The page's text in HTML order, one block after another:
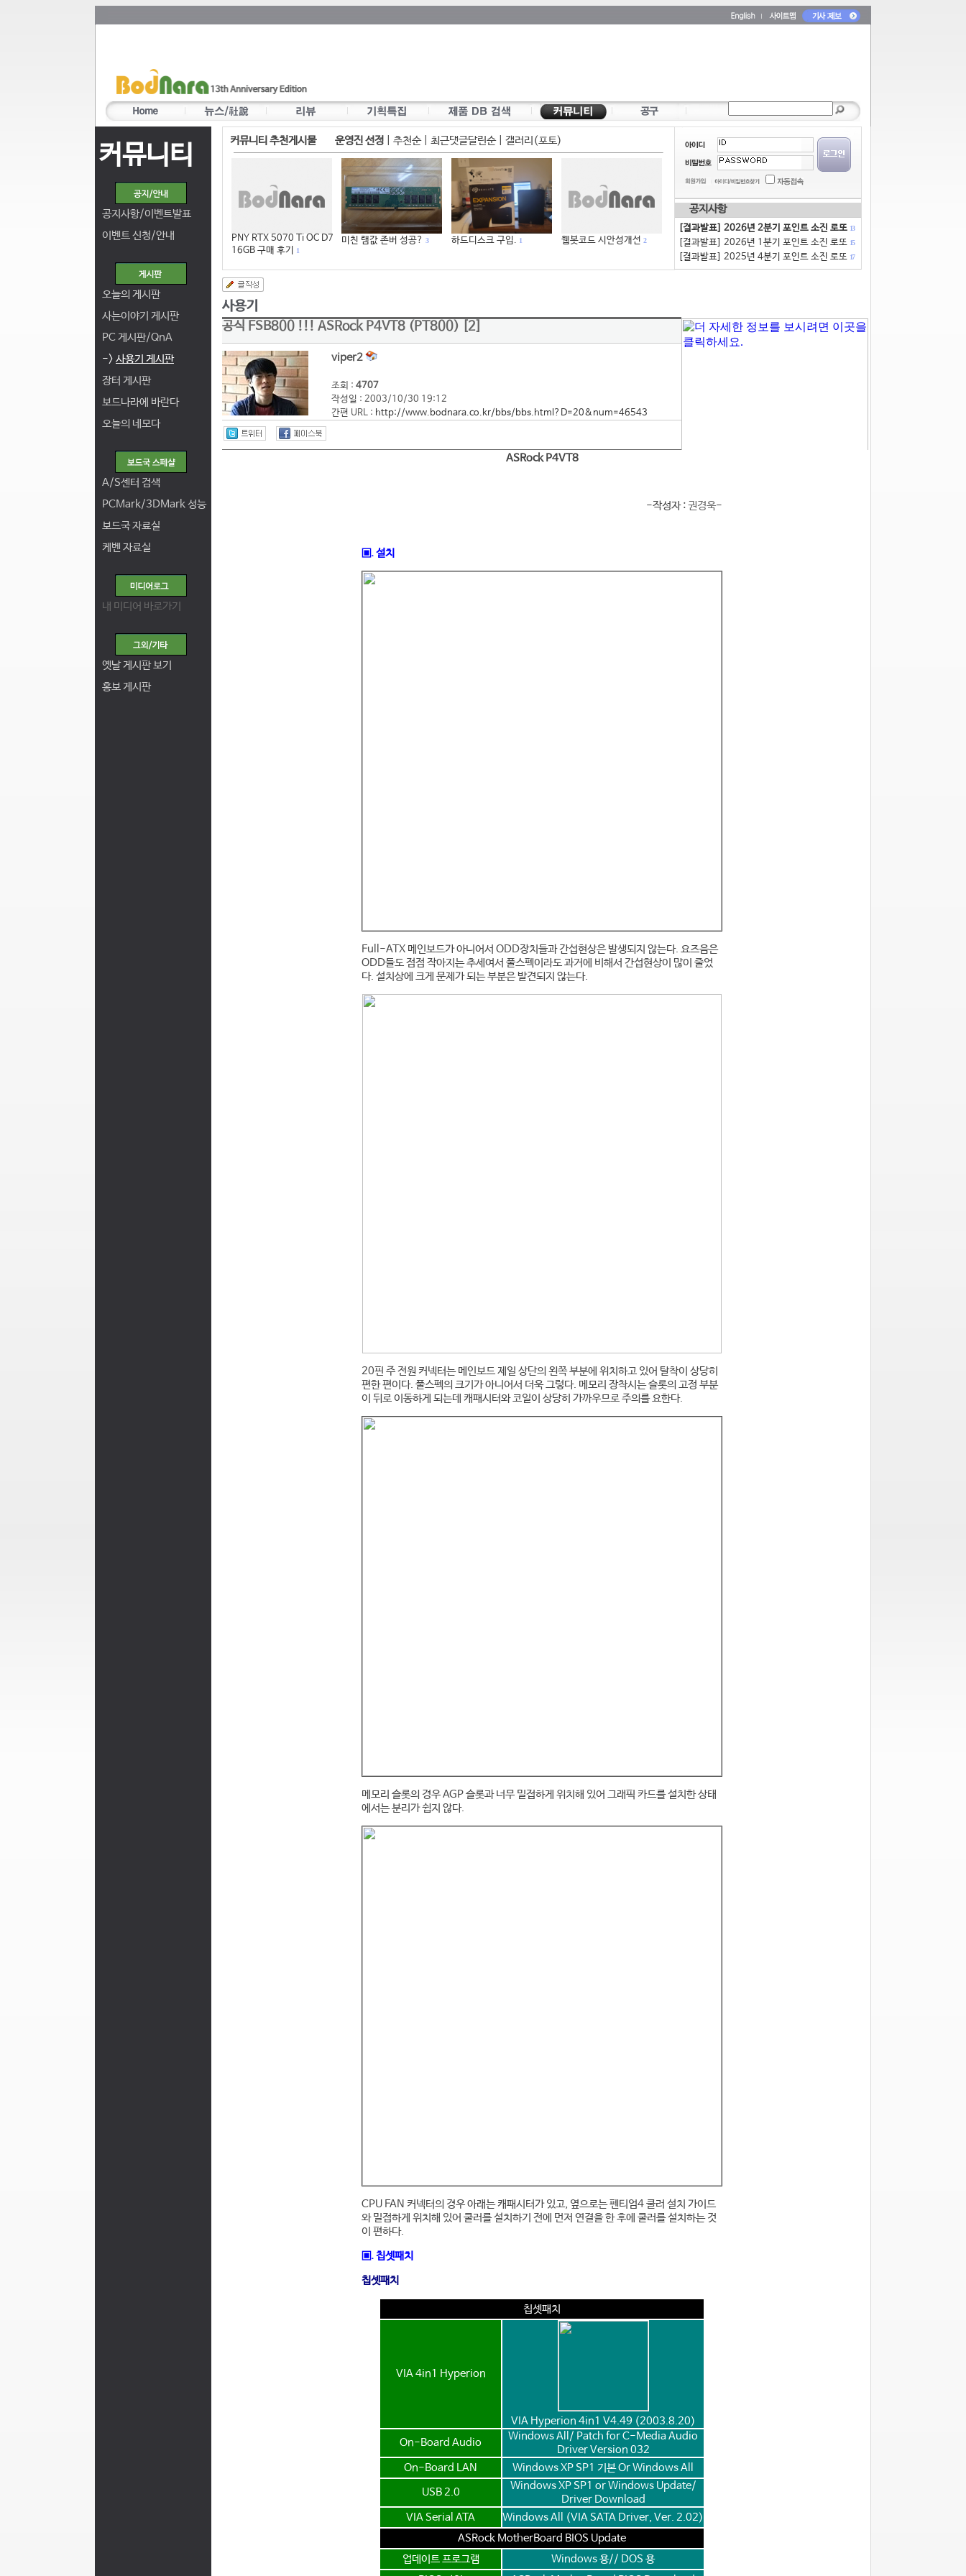
커뮤니티
공지사항/이벤트발표
이벤트 신청/안내
오늘의 게시판
사는이야기 게시판
PC 게시판/QnA
-> 사용기 게시판
장터 게시판
보드나라에 바란다
오늘의 네모다
A/S센터 검색
PCMark/3DMark 성능
보드국 자료실
케벤 자료실
내 미디어 바로가기
옛날 게시판 보기
홍보 게시판
커뮤니티 추천게시물 운영진 선정 추천순| 최근댓글달린순| 갤러리(포토)
PNY RTX 5070 Ti OC D7
16GB 구매 후기
1
미친 램값 존버 성공? 3 하드디스크 구입. 1 웹봇코드 시안성개선 2
공지사항
[결과발표] 2026년 2분기 포인트 소진 로또 13
[결과발표] 2026년 1분기 포인트 소진 로또 15
[결과발표] 2025년 4분기 포인트 소진 로또 17
공식 FSB800 !!! ASRock P4VT8 (PT800) [2]
viper2
조회 : 4707
작성일 : 2003/10/30 19:12
간편 URL : http://www.bodnara.co.kr/bbs/bbs.html?D=20&num=46543
ASRock P4VT8
-작성자 :권경욱-
▣. 설치
Full-ATX 메인보드가 아니어서 ODD장치들과 간섭현상은 발생되지 않는다. 요즈음은
ODD들도 점점 작아지는 추세여서 풀스펙이라도 과거에 비해서 간섭현상이 많이 줄었
다. 설치상에 크게 문제가 되는 부분은 발견되지 않는다.
20핀 주 전원 커넥터는 메인보드 제일 상단의 왼쪽 부분에 위치하고 있어 탈착이 상당히
편한 편이다. 풀스펙의 크기가 아니어서 더욱 그렇다. 메모리 장착시는 슬롯의 고정 부분
이 뒤로 이동하게 되는데 캐패시터와 코일이 상당히 가까우므로 주의를 요한다.
메모리 슬롯의 경우 AGP 슬롯과 너무 밀접하게 위치해 있어 그래픽 카드를 설치한 상태
에서는 분리가 쉽지 않다.
CPU FAN 커넥터의 경우 아래는 캐패시터가 있고, 옆으로는 펜티엄4 쿨러 설치 가이드
와 밀접하게 위치해 있어 쿨러를 설치하기 전에 먼저 연결을 한 후에 쿨러를 설치하는 것
이 편하다.
▣. 칩셋패치
칩셋패치
칩셋패치
VIA 4in1 Hyperion
VIA Hyperion 4in1 V4.49 (2003.8.20)
On-Board Audio
Windows All / Patch for C-Media Audio
Driver Version 032
On-Board LAN
Windows XP SP1 기본 OrWindows All
USB 2.0
Windows XP SP1 or Windows Update/
Driver Download
VIA Serial ATA
Windows All
(VIA SATA Driver, Ver. 2.02)
ASRock MotherBoard BIOS Update
업데이트 프로그램
Windows 용// DOS 용